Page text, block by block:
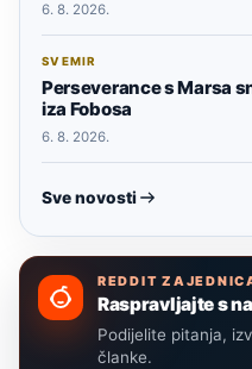
6. 8. 2026.
SVEMIR
Perseverance s Marsa
iza Fobosa
6. 8. 2026.
Sve novosti
REDDIT
Raspravljajte s
Podijelite pitanja,
članke.